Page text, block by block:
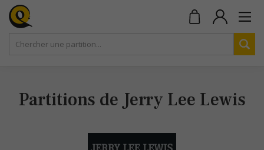
Partitions de Jerry Lee Lewis